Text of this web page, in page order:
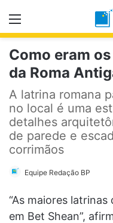
Menu
Como eram
da Roma
A latrina romana
no local é uma
detalhes
de parede e
corrimãos
Equipe Redação BP
“As maiores
em Bet Shean”,